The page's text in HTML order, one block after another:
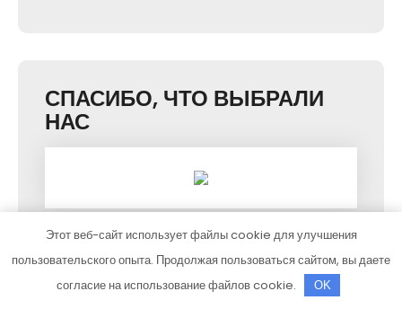
СПАСИБО, ЧТО ВЫБРАЛИ
НАС
Этот веб-сайт использует файлы cookie для улучшения
пользовательского опыта. Продолжая пользоваться сайтом, вы даете
согласие на использование файлов cookie.
OK